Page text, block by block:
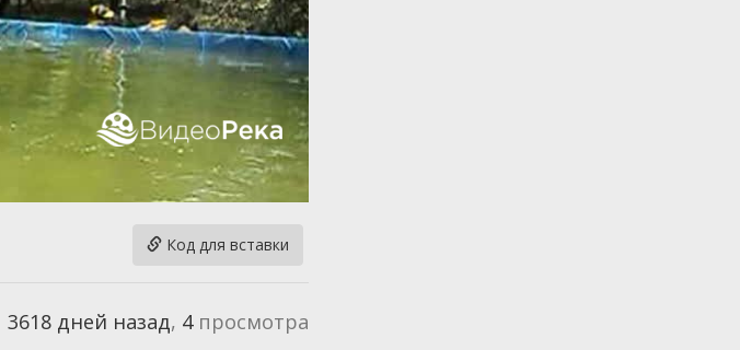
Код для вставки
3618 дней назад, 4просмотра